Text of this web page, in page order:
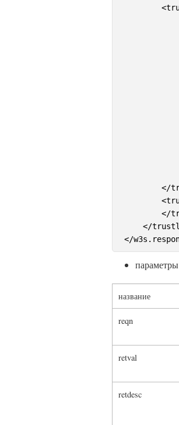
</
</
</
название
reqn
retval
retdesc